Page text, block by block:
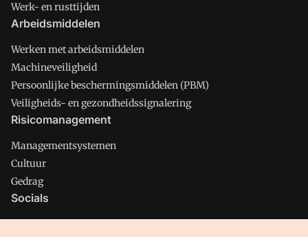
Werk- en rusttijden
Arbeidsmiddelen
Werken met arbeidsmiddelen
Machineveiligheid
Persoonlijke beschermingsmiddelen (PBM)
Veiligheids- en gezondheidssignalering
Risicomanagement
Managementsystemen
Cultuur
Gedrag
Socials